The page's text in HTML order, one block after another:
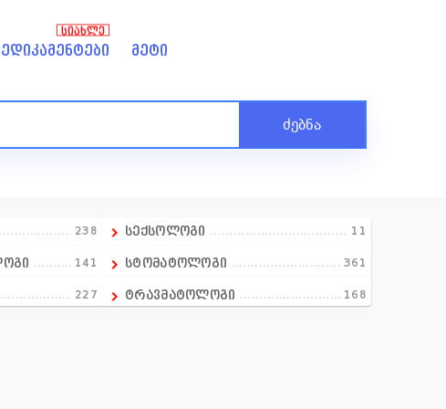
ᲡᲘᲐᲮᲚᲔ
მეტი
ძებნა
238
141
227
სექსოლოგი 11
სტომატოლოგი 361
ტრავმატოლოგი 168